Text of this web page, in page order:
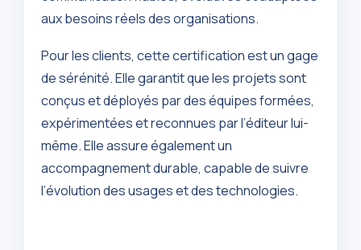
aux besoins réels des organisations.
Pour les clients, cette certification est un gage
de sérénité. Elle garantit que les projets sont
conçus et déployés par des équipes formées,
expérimentées et reconnues par l’éditeur lui-
même. Elle assure également un
accompagnement durable, capable de suivre
l’évolution des usages et des technologies.